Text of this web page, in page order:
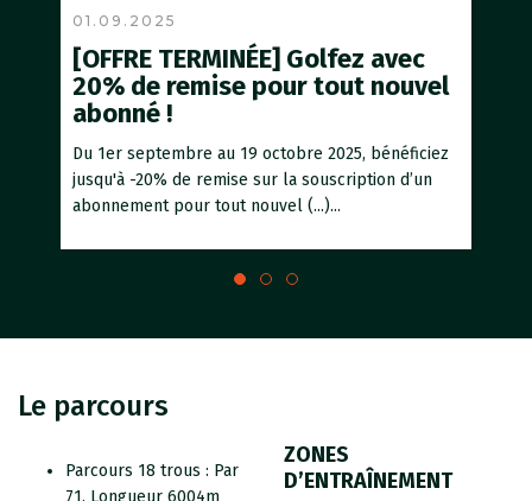
01.09.2025
[OFFRE TERMINÉE] Golfez avec
20% de remise pour tout nouvel
abonné !
Du 1er septembre au 19 octobre 2025, bénéficiez
jusqu'à -20% de remise sur la souscription d’un
abonnement pour tout nouvel (...)...
Le parcours
Parcours 18 trous : Par
71. Longueur 6004m
ZONES
D’ENTRAÎNEMENT